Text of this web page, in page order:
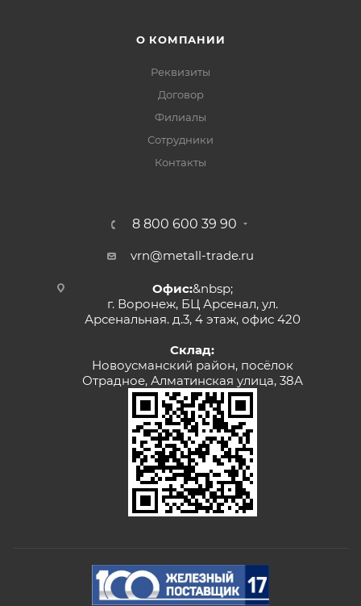
О КОМПАНИИ
Реквизиты
Договор
Филиалы
Сотрудники
Контакты
8 800 600 39 90
vrn@metall-trade.ru
Офис:&nbsp;
г. Воронеж, БЦ Арсенал, ул.
Арсенальная. д.3, 4 этаж, офис 420
Склад:
Новоусманский район, посёлок
Отрадное, Алматинская улица, 38А